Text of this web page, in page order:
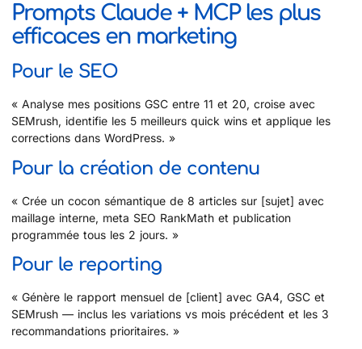
Prompts Claude + MCP les plus
efficaces en marketing
Pour le SEO
« Analyse mes positions GSC entre 11 et 20, croise avec
SEMrush, identifie les 5 meilleurs quick wins et applique les
corrections dans WordPress. »
Pour la création de contenu
« Crée un cocon sémantique de 8 articles sur [sujet] avec
maillage interne, meta SEO RankMath et publication
programmée tous les 2 jours. »
Pour le reporting
« Génère le rapport mensuel de [client] avec GA4, GSC et
SEMrush — inclus les variations vs mois précédent et les 3
recommandations prioritaires. »